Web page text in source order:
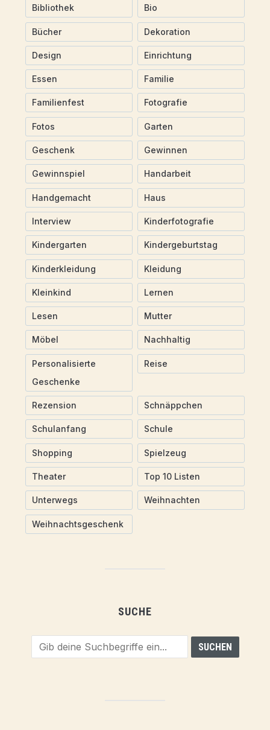
Bibliothek Bio
Bücher Dekoration
Design Einrichtung
Essen Familie
Familienfest Fotografie
Fotos Garten
Geschenk Gewinnen
Gewinnspiel Handarbeit
Handgemacht Haus
Interview Kinderfotografie
Kindergarten Kindergeburtstag
Kinderkleidung Kleidung
Kleinkind Lernen
Lesen Mutter
Möbel Nachhaltig
Personalisierte
Geschenke
Reise
Rezension Schnäppchen
Schulanfang Schule
Shopping Spielzeug
Theater Top 10 Listen
Unterwegs Weihnachten
Weihnachtsgeschenk
SUCHE